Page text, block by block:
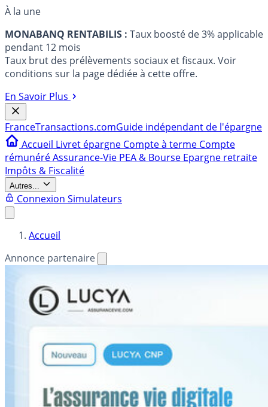
À la une
MONABANQ RENTABILIS : Taux boosté de 3% applicable
pendant 12 mois
Taux brut des prélèvements sociaux et fiscaux. Voir
conditions sur la page dédiée à cette offre.
En Savoir Plus
FranceTransactions.comGuide indépendant de l'épargne
Accueil Livret épargne Compte à terme Compte
rémunéréAssurance-Vie PEA & Bourse Epargne retraite
Impôts & Fiscalité
Autres...
Connexion Simulateurs
Accueil
Annonce partenaire